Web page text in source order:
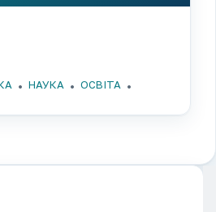
НАУКА
ОСВІТА